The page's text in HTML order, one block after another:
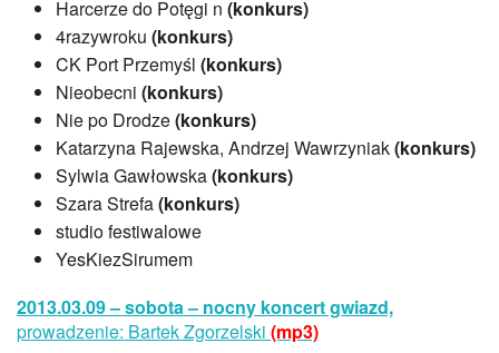
Harcerze do Potęgi n(konkurs)
4razywroku(konkurs)
CK Port Przemyśl(konkurs)
Nieobecni(konkurs)
Nie po Drodze(konkurs)
Katarzyna Rajewska, Andrzej Wawrzyniak(konkurs)
Sylwia Gawłowska(konkurs)
Szara Strefa(konkurs)
studio festiwalowe
YesKiezSirumem
2013.03.09 – sobota – nocny koncert gwiazd,
prowadzenie: Bartek Zgorzelski (mp3)